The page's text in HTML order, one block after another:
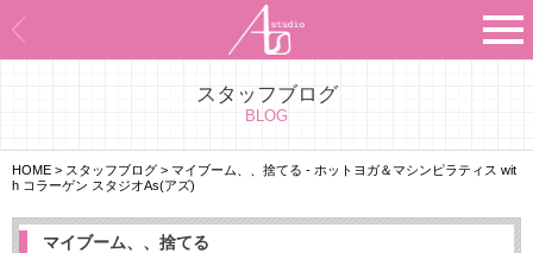
スタッフブログ
BLOG
HOME > スタッフブログ > マイブーム、、捨てる - ホットヨガ＆マシンピラティス wit
h コラーゲン スタジオAs(アズ)
マイブーム、、捨てる
Asのコンセプト
Asのナビゲーションシステム
施設紹介